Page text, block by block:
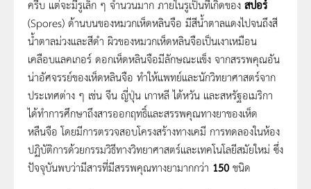
ครีบ แต่จะมีรูเล็ก ๆ จำนวนมาก ภายในรูเป็นที่เกิดของ สปอร์
(Spores) ด้านบนของหมวกเห็ดหลินจือ มีสีน้ำตาลแดงไปจนถึงสี
น้ำตาลม่วงและสีดำ ผิวของหมวกเห็ดหลินจือเป็นเงาเหมือน
เคลือบแลคเกอร์ ดอกเห็ดหลินจือมีลักษณะแข็ง จากสรรพคุณอัน
น่าอัศจรรย์ของเห็ดหลินจือ ทำให้แพทย์และนักวิทยาศาสตร์จาก
ประเทศต่าง ๆ เช่น จีน ญี่ปุ่น เกาหลี ไต้หวัน และสหรัฐอเมริกา
ได้ทำการศึกษาถึงสารออกฤทธิ์และสรรพคุณทางยาของเห็ด
หลืนจือ โดยมีการตรวจสอบโครงสร้างทางเคมี การทดลองในห้อง
ปฏิบัติการด้วยกรรมวิธีทางวิทยาศาสตร์และเทคโนโลยีสมัยใหม่ ซึ่ง
ปัจจุบันพบว่ามีสารที่มีสรรพคุณทางยามากกว่า 150ชนิด